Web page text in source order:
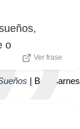
o
Ver frase
| Ben Barnes